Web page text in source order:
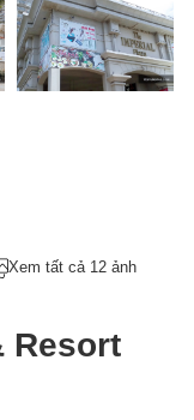
Xem tất cả 12 ảnh
Resort